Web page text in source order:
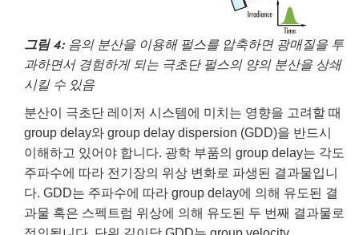
그림 4: 음의 분산을 이용해 펄스를 압축하면 광매질을 투
과하면서 경험하게 되는 극초단 펄스의 양의 분산을 상쇄
시킬 수 있음
분산이 극초단 레이저 시스템에 미치는 영향을 고려할 때
group delay와 group delay dispersion (GDD)을 반드시
이해하고 있어야 합니다. 광학 부품의 group delay는 각도
주파수에 따라 전기장의 위상 변화로 파생된 결과물입니
다. GDD는 주파수에 따라 group delay에 의해 유도된 결
과물 혹은 스펙트럼 위상에 의해 유도된 두 번째 결과물로